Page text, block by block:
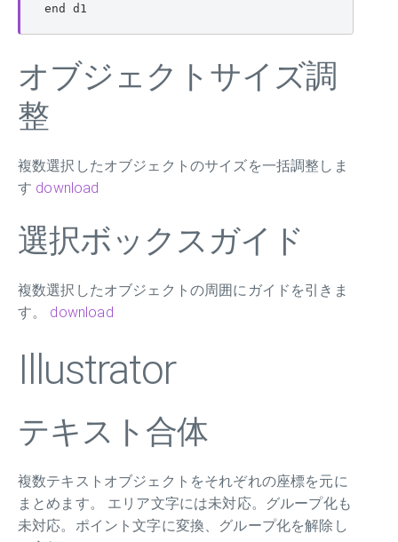
end d1
オブジェクトサイズ調
整
複数選択したオブジェクトのサイズを一括調整しま
す download
選択ボックスガイド
複数選択したオブジェクトの周囲にガイドを引きま
す。 download
Illustrator
テキスト合体
複数テキストオブジェクトをそれぞれの座標を元に
まとめます。 エリア文字には未対応。グループ化も
未対応。ポイント文字に変換、グループ化を解除し